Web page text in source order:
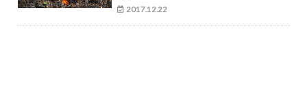
2017.12.22